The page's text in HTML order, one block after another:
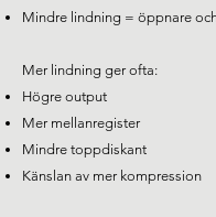
Mindre lindning = öppnare
Mer lindning ger ofta:
Högre output
Mer mellanregister
Mindre toppdiskant
Känslan av mer kompression